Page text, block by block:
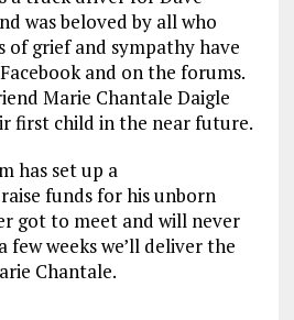
was beloved by all who
of grief and sympathy have
and on the forums.
Marie Chantale Daigle
first child in the near future.
has set up a
funds for his unborn
got to meet and will never
few weeks we’ll deliver the
Chantale.